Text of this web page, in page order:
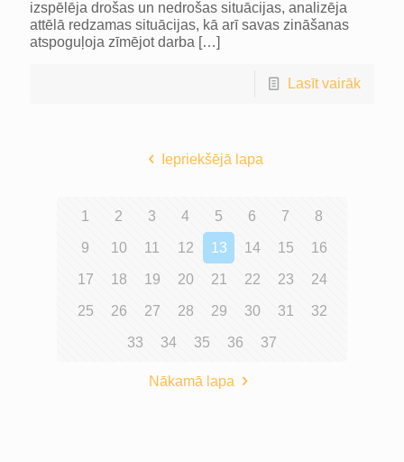
izspēlēja drošas un nedrošas situācijas, analizēja
attēlā redzamas situācijas, kā arī savas zināšanas
atspoguļoja zīmējot darba […]
Lasīt vairāk
Iepriekšējā lapa
1 2 3 4 5 6 7 8
9 10 11 12 13 14 15 16
17 18 19 20 21 22 23 24
25 26 27 28 29 30 31 32
33 34 35 36 37
Nākamā lapa